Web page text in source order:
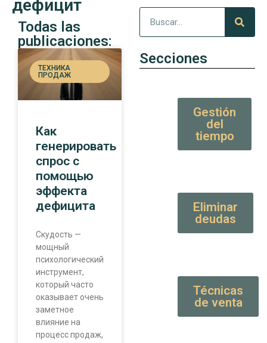
дефицит
Todas las
publicaciones:
ТЕХНИКА
ПРОДАЖ
Как
генерировать
спрос с
помощью
эффекта
дефицита
Скудость —
мощный
психологический
инструмент,
который часто
оказывает очень
заметное
влияние на
процесс продаж,
Secciones
Gestión
del
tiempo
Eliminar
deudas
Técnicas
de venta